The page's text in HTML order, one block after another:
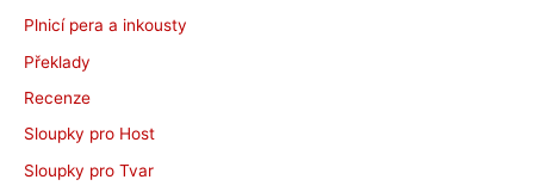
Plnicí pera a inkousty
Překlady
Recenze
Sloupky pro Host
Sloupky pro Tvar